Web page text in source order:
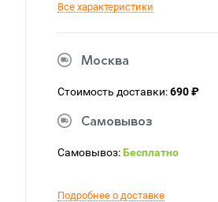
Все характеристики
Москва
Стоимость доставки:690 ₽
Самовывоз
Самовывоз:Бесплатно
Подробнее о доставке